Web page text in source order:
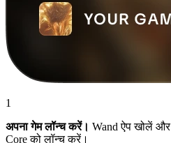
1
अपना गेम लॉन्च करें। Wand ऐप खोलें और
Core को लॉन्च करें।